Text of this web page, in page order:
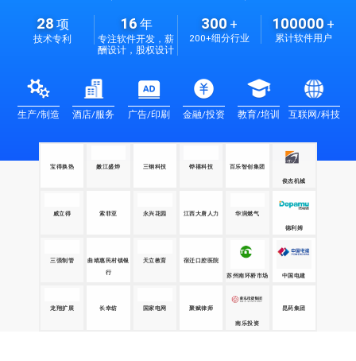
28项
技术专利
16年
专注软件开发，薪
酬设计，股权设计
300 +
200+细分行业
100000 +
累计软件用户
生产/制造 酒店/服务 广告/印刷 金融/投资 教育/培训 互联网/科技
宝得换热 嫩江盛烨 三钢科技 铧禧科技 百乐智创集团
俊杰机械
威立得 索菲亚 永兴花园 华润燃气
德利姆
三强制管
曲靖惠民村镇银
行
天立教育 宿迁口腔医院
苏州南环桥市场 中国电建
龙翔扩展 长幸纺 国家电网 聚赋律师
南乐投资
昆药集团